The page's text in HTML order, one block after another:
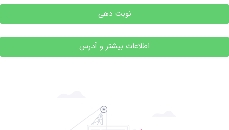
نوبت دهی
اطلاعات بیشتر و آدرس